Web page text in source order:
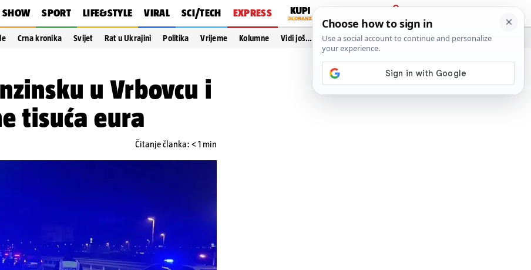
SHOW SPORT LIFE&STYLE VIRAL SCI/TECH EXPRESS
PRIJAVA
Crna kronika Svijet Rat u Ukrajini Politika Vrijeme Kolumne Vidi još…
u Vrbovcu i
tisuća eura
Čitanje članka: < 1 min